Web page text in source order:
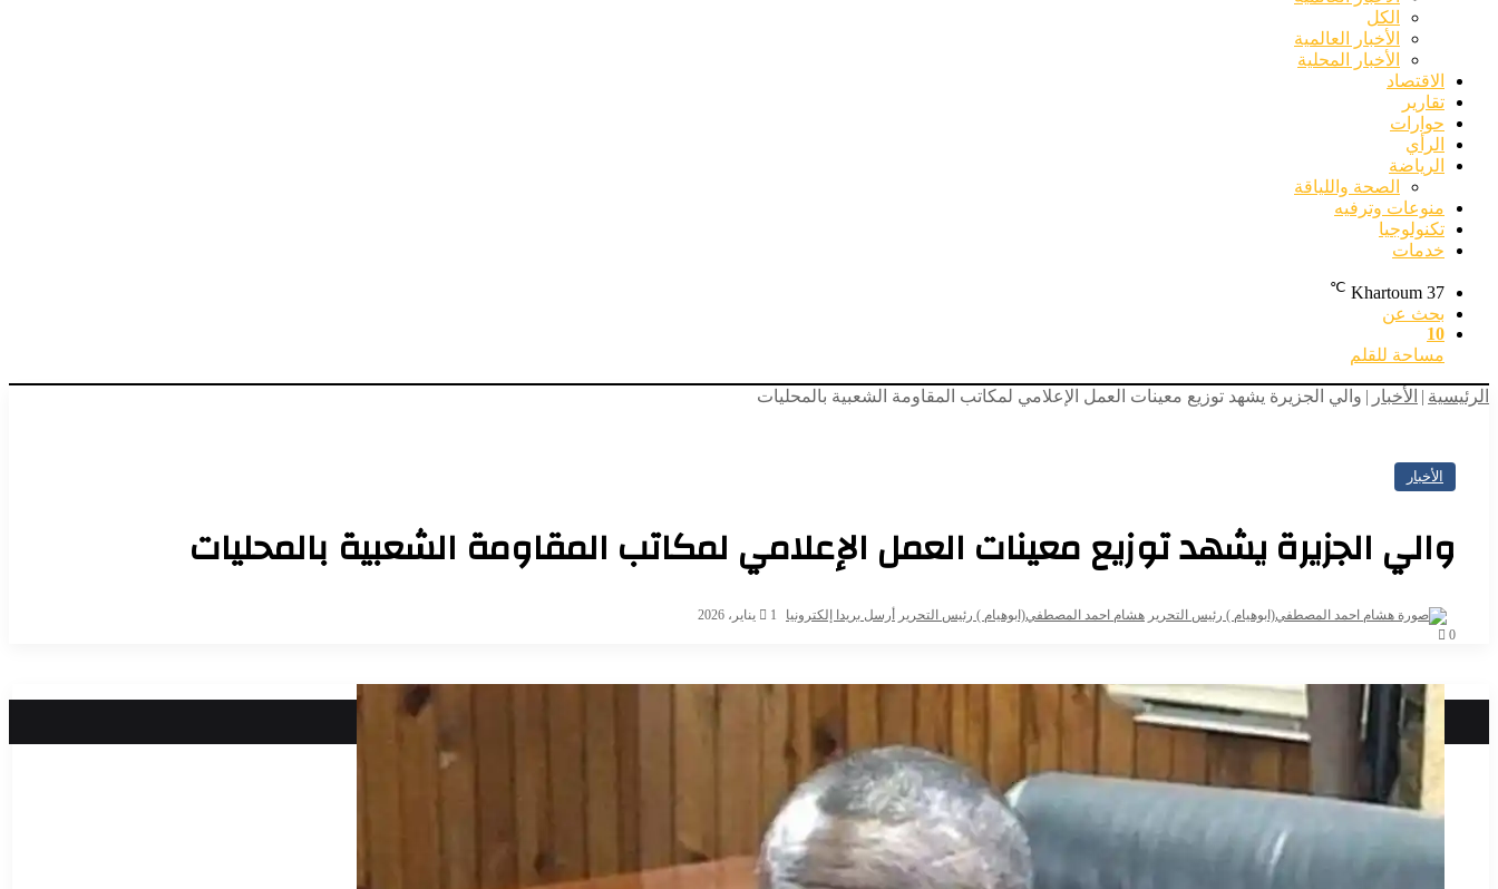
الكل
الأخبار العالمية
الأخبار المحلية
الاقتصاد
تقارير
حوارات
الرأي
الرياضة
الصحة واللياقة
منوعات وترفيه
تكنولوجيا
خدمات
Khartoum 37
℃
بحث عن
10
مساحة للقلم
الرئيسية | الأخبار | والي الجزيرة يشهد توزيع معينات العمل الإعلامي لمكاتب المقاومة الشعبية بالمحليات
الأخبار
والي الجزيرة يشهد توزيع معينات العمل الإعلامي لمكاتب المقاومة الشعبية بالمحليات
هشام احمد المصطفي(ابوهيام ) رئيس التحرير أرسل بريدا إلكترونيا
1 يناير، 2026
0